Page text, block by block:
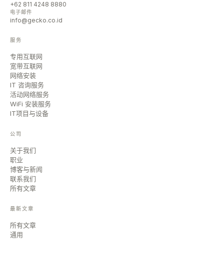
+62 811 4248 8880
电子邮件
info@gecko.co.id
服务
专用互联网
宽带互联网
网络安装
IT 咨询服务
活动网络服务
WiFi 安装服务
IT项目与设备
公司
关于我们
职业
博客与新闻
联系我们
所有文章
最新文章
所有文章
通用